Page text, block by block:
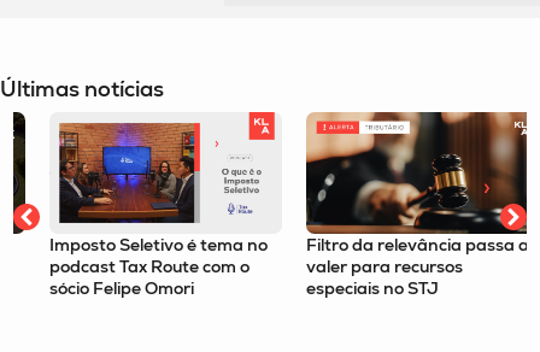
Últimas notícias
Imposto Seletivo é tema no
podcast Tax Route com o
sócio Felipe Omori
Filtro da relevância passa a
valer para recursos
especiais no STJ